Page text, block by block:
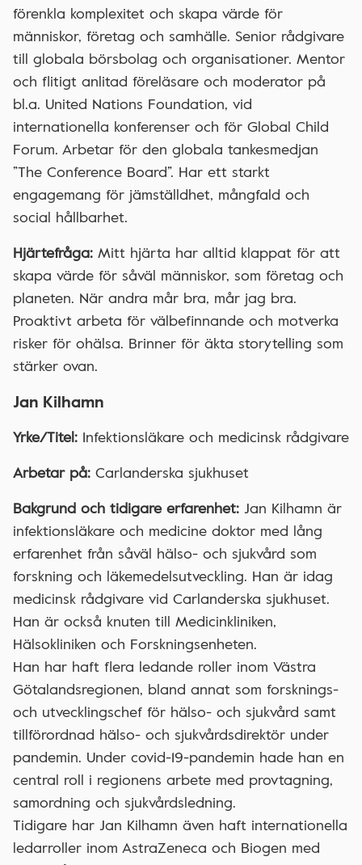
förenkla komplexitet och skapa värde för
människor, företag och samhälle. Senior rådgivare
till globala börsbolag och organisationer. Mentor
och flitigt anlitad föreläsare och moderator på
bl.a. United Nations Foundation, vid
internationella konferenser och för Global Child
Forum. Arbetar för den globala tankesmedjan
”The Conference Board”. Har ett starkt
engagemang för jämställdhet, mångfald och
social hållbarhet.
Hjärtefråga: Mitt hjärta har alltid klappat för att
skapa värde för såväl människor, som företag och
planeten. När andra mår bra, mår jag bra.
Proaktivt arbeta för välbefinnande och motverka
risker för ohälsa. Brinner för äkta storytelling som
stärker ovan.
Jan Kilhamn
Yrke/Titel: Infektionsläkare och medicinsk rådgivare
Arbetar på: Carlanderska sjukhuset
Bakgrund och tidigare erfarenhet: Jan Kilhamn är
infektionsläkare och medicine doktor med lång
erfarenhet från såväl hälso- och sjukvård som
forskning och läkemedelsutveckling. Han är idag
medicinsk rådgivare vid Carlanderska sjukhuset.
Han är också knuten till Medicinkliniken,
Hälsokliniken och Forskningsenheten.
Han har haft flera ledande roller inom Västra
Götalandsregionen, bland annat som forsknings-
och utvecklingschef för hälso- och sjukvård samt
tillförordnad hälso- och sjukvårdsdirektör under
pandemin. Under covid-19-pandemin hade han en
central roll i regionens arbete med provtagning,
samordning och sjukvårdsledning.
Tidigare har Jan Kilhamn även haft internationella
ledarroller inom AstraZeneca och Biogen med